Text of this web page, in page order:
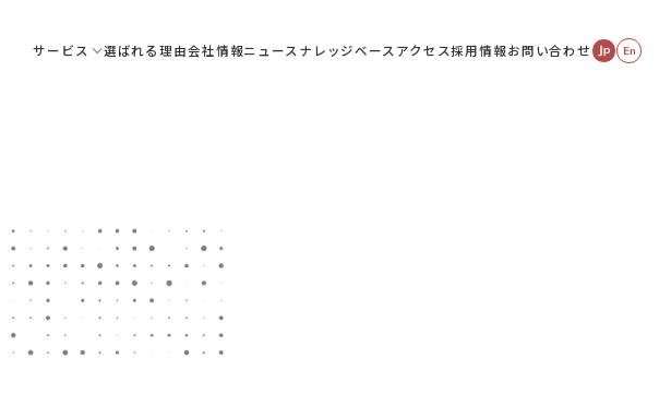
サービス 選ばれる理由会社情報ニュース ナレッジベース アクセス採用情報お問い合わせ